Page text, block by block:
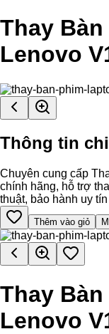
Thay
Lenovo
Thông tin
Chuyên cung cấp
chính hãng, hỗ trợ
thuật, bảo hành uy
Thêm vào giỏ
Thay
Lenovo